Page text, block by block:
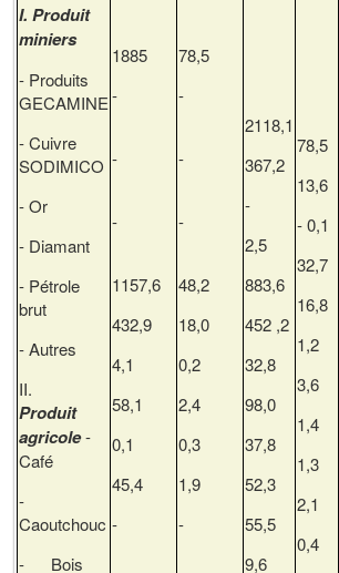
I. Produit
miniers
- Produits
GECAMINE
- Cuivre
SODIMICO
- Or
- Diamant
- Pétrole
brut
- Autres
II.
Produit
agricole-
Café
-
Caoutchouc
- Bois
1885
-
-
-
1157,6
432,9
4,1
58,1
0,1
45,4
-
78,5
-
-
-
48,2
18,0
0,2
2,4
0,3
1,9
-
2118,1
367,2
-
2,5
883,6
452 ,2
32,8
98,0
37,8
52,3
55,5
9,6
78,5
13,6
- 0,1
32,7
16,8
1,2
3,6
1,4
1,3
2,1
0,4